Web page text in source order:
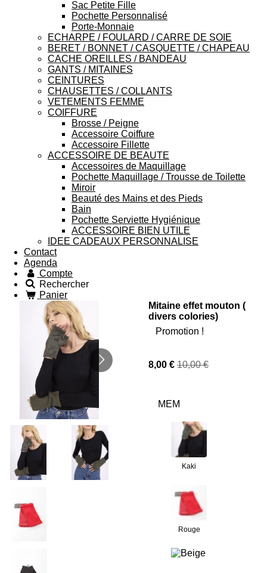
Sac Petite Fille
Pochette Personnalisé
Porte-Monnaie
ECHARPE / FOULARD / CARRE DE SOIE
BERET / BONNET / CASQUETTE / CHAPEAU
CACHE OREILLES / BANDEAU
GANTS / MITAINES
CEINTURES
CHAUSETTES / COLLANTS
VETEMENTS FEMME
COIFFURE
Brosse / Peigne
Accessoire Coiffure
Accessoire Fillette
ACCESSOIRE DE BEAUTE
Accessoires de Maquillage
Pochette Maquillage / Trousse de Toilette
Miroir
Beauté des Mains et des Pieds
Bain
Pochette Serviette Hygiénique
ACCESSOIRE BIEN UTILE
IDEE CADEAUX PERSONNALISE
Contact
Agenda
Compte
Rechercher
Panier
Mitaine effet mouton (
divers colories)
Promotion !
8,00 € 10,00 €
MEM
Kaki
Rouge